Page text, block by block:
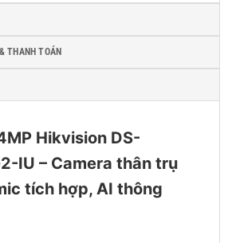
THANH TOÁN
Hikvision DS-
IU – Camera thân trụ
tích hợp, AI thông